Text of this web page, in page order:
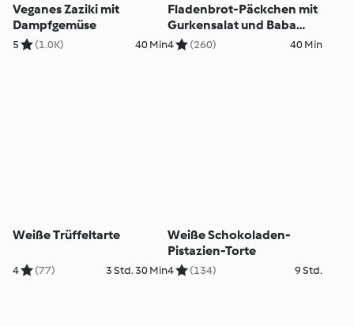
Veganes Zaziki mit
Dampfgemüse
5 (1.0K) 40 Min
Fladenbrot-Päckchen mit
Gurkensalat und Baba
Ganoush
4 (260) 40 Min
Weiße Trüffeltarte
4 (77) 3 Std. 30 Min
Weiße Schokoladen-
Pistazien-Torte
4 (134) 9 Std.